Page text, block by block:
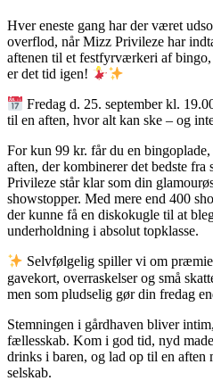
Hver eneste gang har der været
overflod, når Mizz Privileze har
aftenen til et festfyrværkeri af
er det tid igen!
Fredag d. 25. september kl.
til en aften, hvor alt kan ske – og
For kun 99 kr. får du en
aften, der kombinerer det bedste
Privileze står klar som din
showstopper. Med mere end 400
der kunne få en diskokugle til at
underholdning i absolut topklasse.
Selvfølgelig spiller vi om
gavekort, overraskelser og små
men som pludselig gør din fredag
Stemningen i gårdhaven bliver
fællesskab. Kom i god tid, nyd
drinks i baren, og lad op til en aften
selskab.